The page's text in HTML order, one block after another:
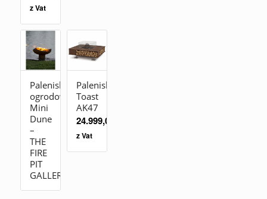
z Vat
Palenisko
ogrodowe
Mini
Dune
–
THE
FIRE
PIT
GALLERY
Palenisko
Toast
AK47
24.999,00
z Vat